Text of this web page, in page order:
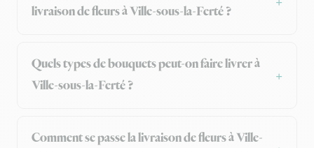
livraison de fleurs à Ville-sous-la-Ferté ?
Quels types de bouquets peut-on faire livrer à
Ville-sous-la-Ferté ?
Comment se passe la livraison de fleurs à Ville-